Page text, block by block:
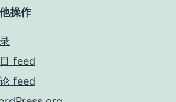
操作
feed
feed